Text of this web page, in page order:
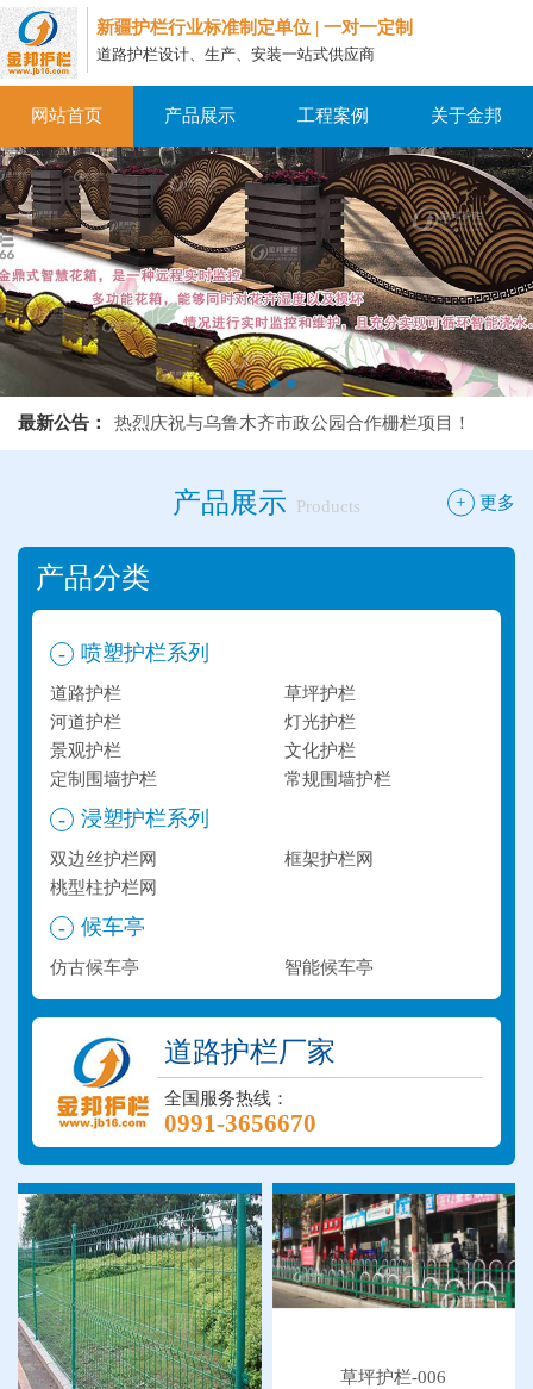
新疆护栏行业标准制定单位 | 一对一定制
道路护栏设计、生产、安装一站式供应商
网站首页 产品展示 工程案例 关于金邦
最新公告：
热烈庆祝与乌鲁木齐市政公园合作栅栏项目！
热烈庆祝与乌鲁木齐市政公园合作栅栏项目！
+
更多
产品展示 Products
产品分类
- 喷塑护栏系列
道路护栏
草坪护栏
河道护栏
灯光护栏
景观护栏
文化护栏
定制围墙护栏
常规围墙护栏
- 浸塑护栏系列
双边丝护栏网
框架护栏网
桃型柱护栏网
- 候车亭
仿古候车亭 智能候车亭
道路护栏厂家
全国服务热线：
0991-3656670
草坪护栏-006